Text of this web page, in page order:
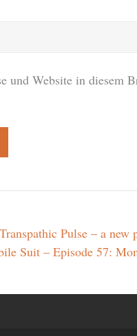
und Website in diesem
Pulse – a new
Suit – Episode 57: